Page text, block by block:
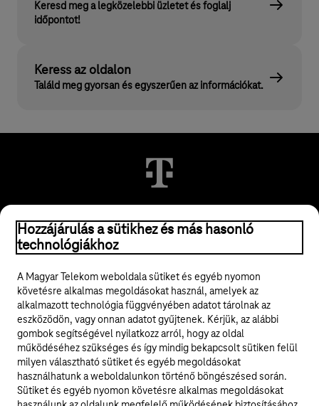
Keresd meg a legközelebbi üzletet és foglalj
időpontot!
Keress az oldalon
Találd meg gyorsan és egyszerűen az információkat.
© 2026 Magyar Telekom Nyrt.
ÁSZF
Adatvédelem
Felhívások
Hozzájárulás a sütikhez és más hasonló
technológiákhoz
A Magyar Telekom weboldala sütiket és egyéb nyomon
követésre alkalmas megoldásokat használ, amelyek az
alkalmazott technológia függvényében adatot tárolnak az
eszközödön, vagy onnan adatot gyűjtenek. Kérjük, az alábbi
gombok segítségével nyilatkozz arról, hogy az oldal
működéséhez szükséges és így mindig bekapcsolt sütiken felül
milyen választható sütiket és egyéb megoldásokat
használhatunk a weboldalunkon történő böngészésed során.
Sütiket és egyéb nyomon követésre alkalmas megoldásokat